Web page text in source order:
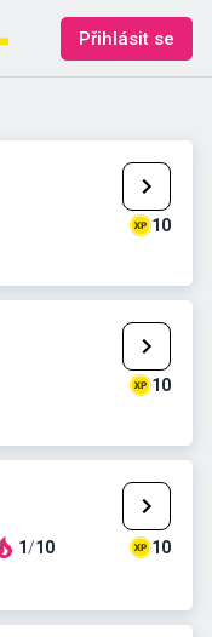
Přihlásit se
10
10
1/10
10